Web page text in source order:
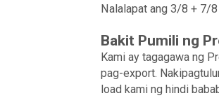
Nalalapat ang 3/8 + 7/
Bakit Pumili ng
Kami ay tagagawa ng
pag-export.
load kami ng hindi